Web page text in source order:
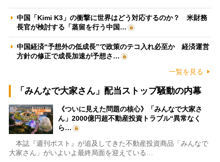
中国「Kimi K3」の衝撃に世界はどう対応するのか？ 米財務
長官が検討する「蒸留を行う中国…
中国経済“予想外の低成長”で政策のテコ入れ必至か 経済運営
方針の修正で成長加速が予想さ…
一覧を見る
「みんなで大家さん」配当ストップ騒動の内幕
《ついに見えた問題の核心》「みんなで大家さ
ん」2000億円超不動産投資トラブル“異常なく
ら…
本誌『週刊ポスト』が追及してきた不動産投資商品「みんなで
大家さん」がいよいよ最終局面を迎えている…